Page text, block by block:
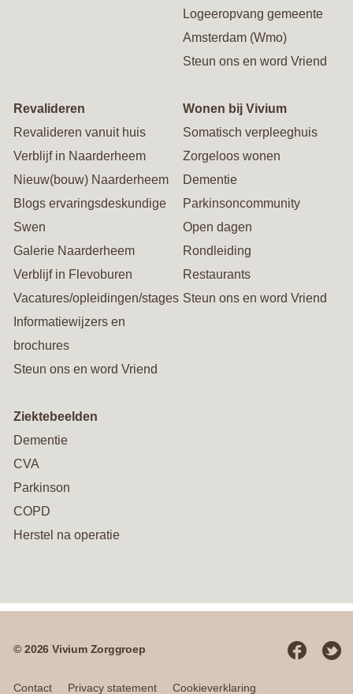
Logeeropvang gemeente
Amsterdam (Wmo)
Steun ons en word Vriend
Revalideren
Revalideren vanuit huis
Verblijf in Naarderheem
Nieuw(bouw) Naarderheem
Blogs ervaringsdeskundige
Swen
Galerie Naarderheem
Verblijf in Flevoburen
Vacatures/opleidingen/stages
Informatiewijzers en
brochures
Steun ons en word Vriend
Wonen bij Vivium
Somatisch verpleeghuis
Zorgeloos wonen
Dementie
Parkinsoncommunity
Open dagen
Rondleiding
Restaurants
Steun ons en word Vriend
Ziektebeelden
Dementie
CVA
Parkinson
COPD
Herstel na operatie
© 2026 Vivium Zorggroep
Contact Privacy statement Cookieverklaring
Social